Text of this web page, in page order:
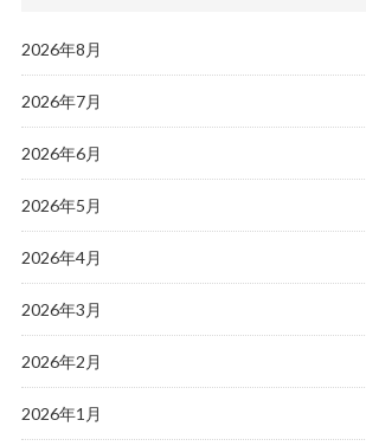
2026年8月
2026年7月
2026年6月
2026年5月
2026年4月
2026年3月
2026年2月
2026年1月